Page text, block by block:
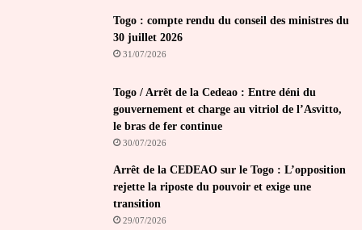
Togo : compte rendu du conseil des ministres du
30 juillet 2026
31/07/2026
Togo / Arrêt de la Cedeao : Entre déni du
gouvernement et charge au vitriol de l’Asvitto,
le bras de fer continue
30/07/2026
Arrêt de la CEDEAO sur le Togo : L’opposition
rejette la riposte du pouvoir et exige une
transition
29/07/2026